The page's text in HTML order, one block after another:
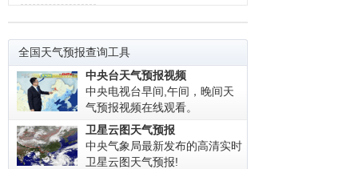
全国天气预报查询工具
中央台天气预报视频
中央电视台早间,午间，晚间天
气预报视频在线观看。
卫星云图天气预报
中央气象局最新发布的高清实时
卫星云图天气预报!